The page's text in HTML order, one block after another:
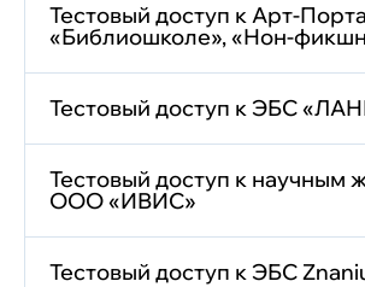
Тестовый доступ к Арт-
«Библиошколе», «Нон-
Тестовый доступ к ЭБС
Тестовый доступ к научным
ООО «ИВИС»
Тестовый доступ к ЭБС